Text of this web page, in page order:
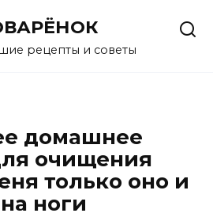
рецепты и советы
домашнее
очищения
только оно и
ноги